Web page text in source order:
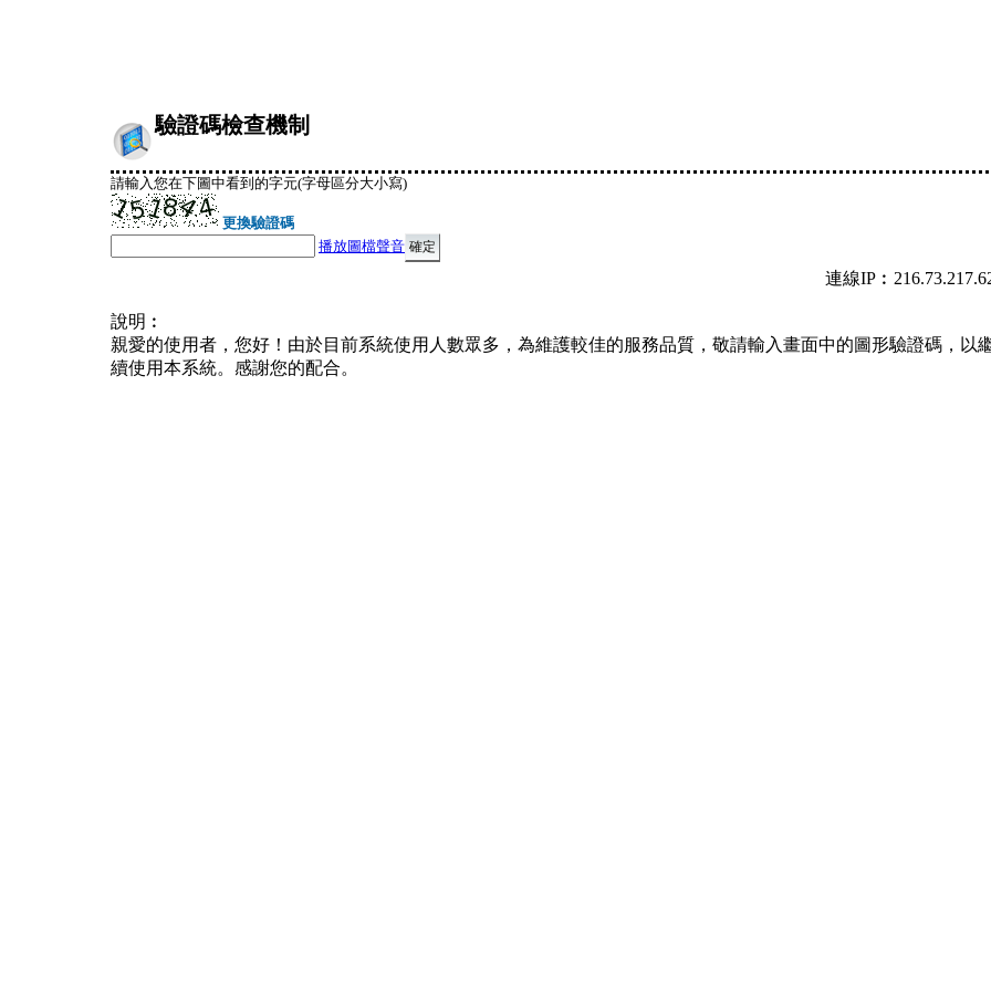
驗證碼檢查機制
請輸入您在下圖中看到的字元(字母區分大小寫)
更換驗證碼
播放圖檔聲音
連線
說明︰
親愛的使用者，您好！由於目前系統使用人數眾多，為維護較佳的服務品質，敬請輸入畫面中的圖形驗證碼，以
續使用本系統。感謝您的配合。